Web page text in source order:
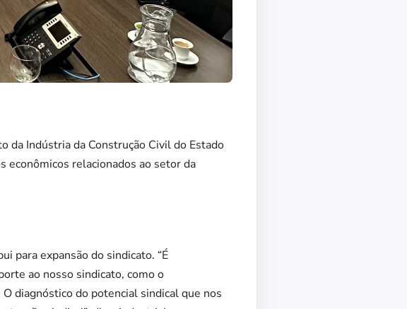
da Indústria da Construção Civil do Estado
econômicos relacionados ao setor da
para expansão do sindicato. “É
ao nosso sindicato, como o
diagnóstico do potencial sindical que nos